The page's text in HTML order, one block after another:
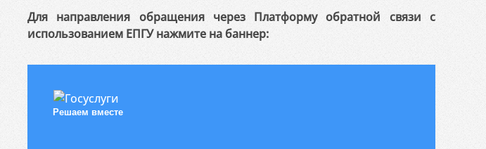
Для направления обращения через Платформу обратной связи с
использованием ЕПГУ нажмите на баннер:
Решаем вместе